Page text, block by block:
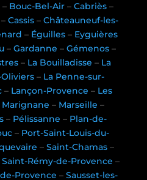
– Bouc-Bel-Air –Cabriès –
– Cassis– Châteauneuf-les-
– Éguilles – Eyguières
– Gardanne – Gémenos–
– La Bouilladisse – La
Oliviers – La Penne-sur-
– Lançon-Provence – Les
Marignane – Marseille –
– Pélissanne – Plan-de-
– Port-Saint-Louis-du-
–Saint-Chamas –
Saint-Rémy-de-Provence –
Provence –Sausset-les-